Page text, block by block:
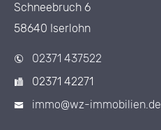
Schneebruch 6
58640 Iserlohn
02371 437522
02371 42271
immo@wz-immobilien.de